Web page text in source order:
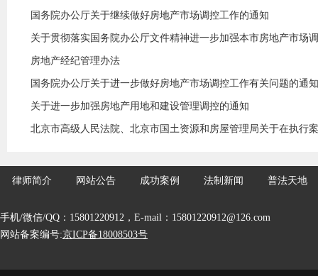
国务院办公厅关于继续做好房地产市场调控工作的通知
关于贯彻落实国务院办公厅文件精神进一步加强本市房地产市场
房地产经纪管理办法
国务院办公厅关于进一步做好房地产市场调控工作有关问题的通知
关于进一步加强房地产用地和建设管理调控的通知
北京市高级人民法院、北京市国土资源和房屋管理局关于在执行
手机/微信/QQ：15801220912，E-mail：15801220912@126.com
网站备案编号:京ICP备18008503号
律师简介 网站公告 成功案例 法制新闻 普法天地